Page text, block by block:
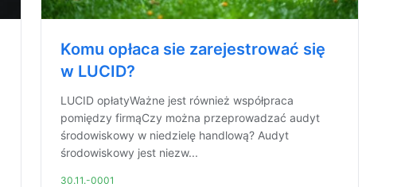
Komu opłaca sie zarejestrować się
w LUCID?
LUCID opłatyWażne jest również współpraca
pomiędzy firmąCzy można przeprowadzać audyt
środowiskowy w niedzielę handlową? Audyt
środowiskowy jest niezw...
30.11.-0001